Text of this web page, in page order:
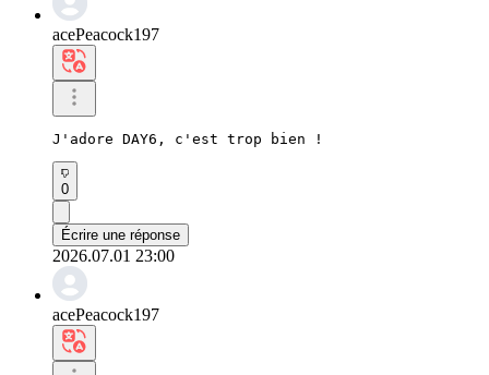
acePeacock197
J'adore DAY6, c'est trop bien !
0
Écrire une réponse
2026.07.01 23:00
acePeacock197